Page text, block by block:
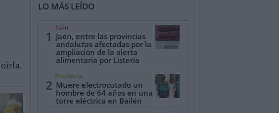
Deportes Jaén, Pueblo a Pueblo Gente Especiales
oírla.
LO MÁS LEÍDO
1
Jaén
Jaén, entre las provincias
andaluzas afectadas por la
ampliación de la alerta
alimentaria por Listeria
2
Provincia
Muere electrocutado un
hombre de 64 años en una
torre eléctrica en Bailén